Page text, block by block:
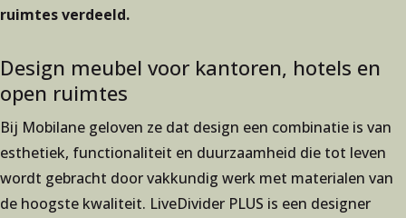
ruimtes verdeeld.
Design meubel voor kantoren, hotels en
open ruimtes
Bij Mobilane geloven ze dat design een combinatie is van
esthetiek, functionaliteit en duurzaamheid die tot leven
wordt gebracht door vakkundig werk met materialen van
de hoogste kwaliteit. LiveDivider PLUS is een designer